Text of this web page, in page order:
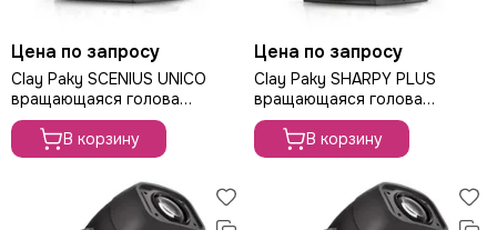
Цена по запросу
Clay Paky SCENIUS UNICO
вращающаяся голова
Spot/Wash, ламп 1400Вт
В корзину
Цена по запросу
Clay Paky SHARPY PLUS
вращающаяся голова
Spot/Beam, лампа 330Вт
В корзину